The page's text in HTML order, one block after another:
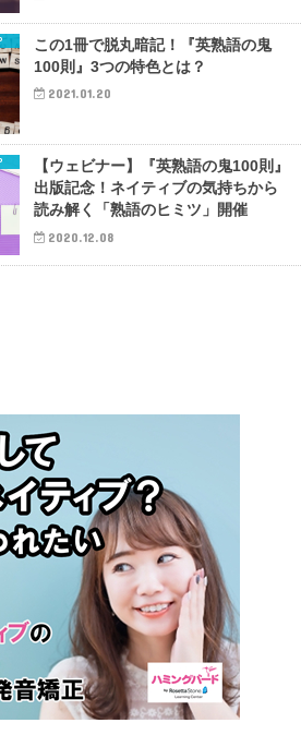
この1冊で脱丸暗記！『英熟語の鬼
100則』3つの特色とは？
2021.01.20
【ウェビナー】『英熟語の鬼100則』
出版記念！ネイティブの気持ちから
読み解く「熟語のヒミツ」開催
2020.12.08